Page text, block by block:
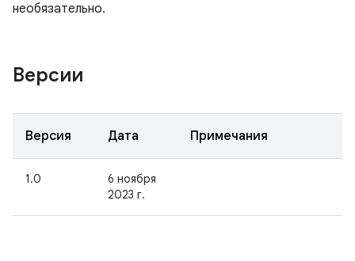
необязательно.
Версии
Версия Дата Примечания
1.0
6 ноября
2023 г.